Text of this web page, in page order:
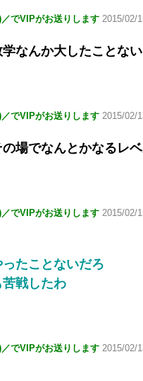
でVIPがお送りします 2015/02/
なんか大したことない
でVIPがお送りします 2015/02/
場でなんとかなるレ
でVIPがお送りします 2015/02/
たことないだろ
戦したわ
でVIPがお送りします 2015/02/